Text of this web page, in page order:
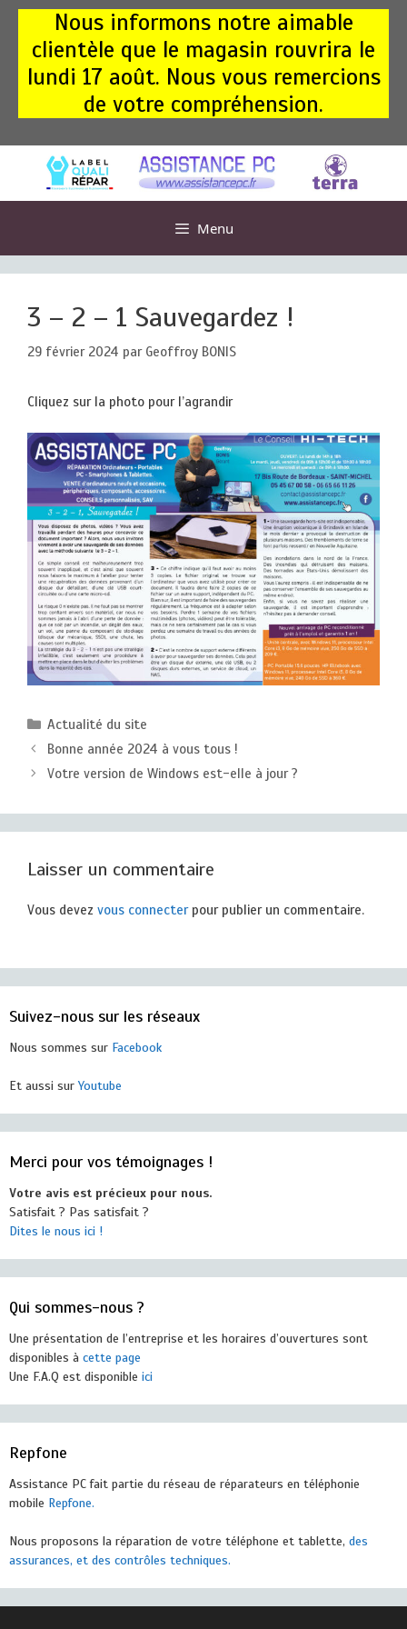
Aller
contenu
Nous informons notre aimable
clientèle que le magasin rouvrira le
lundi 17 août. Nous vous remercions
de votre compréhension.
Menu
3 – 2 – 1 Sauvegardez !
29 février 2024 par Geoffroy BONIS
Cliquez sur la photo pour l’agrandir
Catégories
Actualité du site
Bonne année 2024 à vous tous !
Votre version de Windows est-elle à jour ?
Laisser un commentaire
Vous devez vous connecterpour publier un commentaire.
Suivez-nous sur les réseaux
Nous sommes sur Facebook
Et aussi surYoutube
Merci pour vos témoignages !
Votre avis est précieux pour nous.
Satisfait ? Pas satisfait ?
Dites le nous ici !
Qui sommes-nous ?
Une présentation de l’entreprise et les horaires d’ouvertures sont
disponibles à cette page
Une F.A.Q est disponible ici
Repfone
Assistance PC fait partie du réseau de réparateurs en téléphonie
mobile Repfone.
Nous proposons la réparation de votre téléphone et tablette, des
assurances, et des contrôles techniques.